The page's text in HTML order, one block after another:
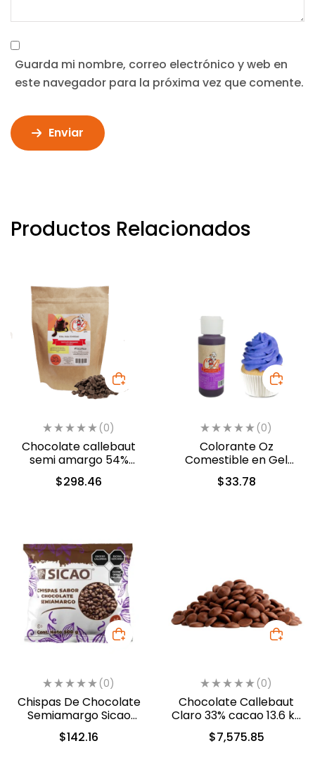
Guarda mi nombre, correo electrónico y web en
este navegador para la próxima vez que comente.
Enviar
Productos Relacionados
(0)
Chocolate callebaut
semi amargo 54%
cacao (40-803)
$298.46
(0)
Colorante Oz
Comestible en Gel
Violeta 60ml (5312)
$33.78
(0)
Chispas De Chocolate
Semiamargo Sicao
500gr. (2422-A99)
$142.16
(0)
Chocolate Callebaut
Claro 33% cacao 13.6 kg
(40-8210)
$7,575.85